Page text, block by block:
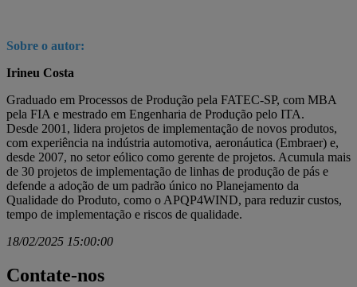
Sobre o autor:
Irineu Costa
Graduado em Processos de Produção pela FATEC-SP, com MBA
pela FIA e mestrado em Engenharia de Produção pelo ITA.
Desde 2001, lidera projetos de implementação de novos produtos,
com experiência na indústria automotiva, aeronáutica (Embraer) e,
desde 2007, no setor eólico como gerente de projetos. Acumula mais
de 30 projetos de implementação de linhas de produção de pás e
defende a adoção de um padrão único no Planejamento da
Qualidade do Produto, como o APQP4WIND, para reduzir custos,
tempo de implementação e riscos de qualidade.
18/02/2025 15:00:00
Contate-nos